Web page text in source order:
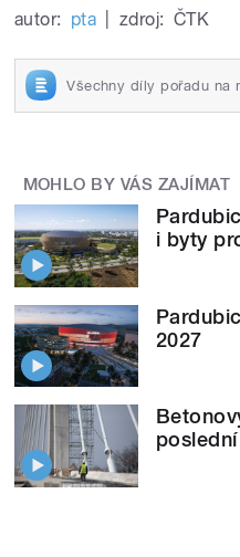
autor: pta zdroj: ČTK
Všechny díly pořadu na
MOHLO BY VÁS ZAJÍMAT
i byty
2027